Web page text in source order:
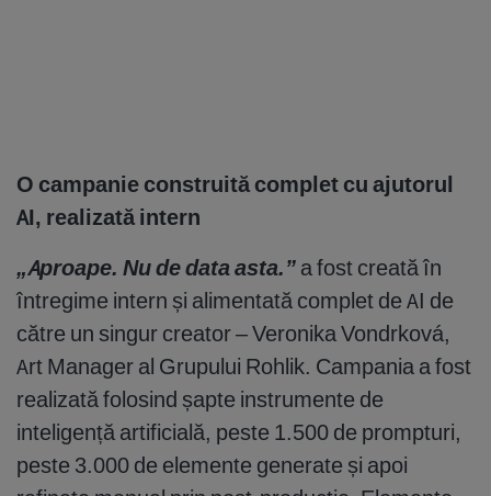
O campanie construită complet cu ajutorul
AI, realizată intern
„Aproape. Nu de data asta.” a fost creată în
întregime intern și alimentată complet de AI de
către un singur creator – Veronika Vondrková,
Art Manager al Grupului Rohlik. Campania a fost
realizată folosind șapte instrumente de
inteligență artificială, peste 1.500 de prompturi,
peste 3.000 de elemente generate și apoi